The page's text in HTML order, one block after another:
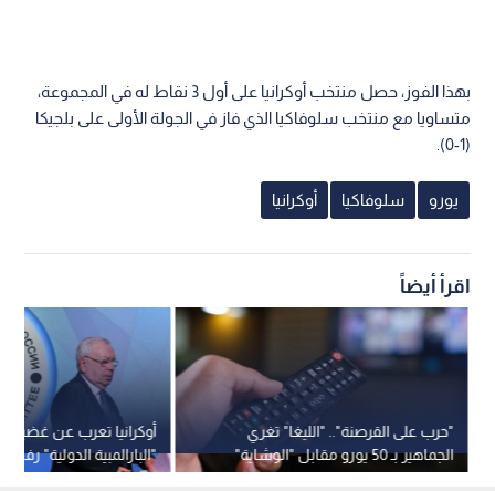
بهذا الفوز، حصل منتخب أوكرانيا على أول 3 نقاط له في المجموعة،
متساويا مع منتخب سلوفاكيا الذي فاز في الجولة الأولى على بلجيكا
(1-0).
يورو سلوفاكيا أوكرانيا
اقرأ أيضاً
أوكرانيا تعرب عن غضبها
"البارالمبية الدولية" رفع
الرياضيين الروس
"حرب على القرصنة".. "الليغا" تغري
الجماهير بـ 50 يورو مقابل "الوشاية"
عن البث الممنوع